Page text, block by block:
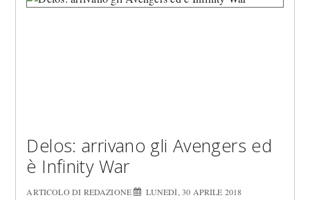
Delos: arrivano gli Avengers ed
è Infinity War
ARTICOLO DI REDAZIONE LUNEDÌ, 30 APRILE 2018